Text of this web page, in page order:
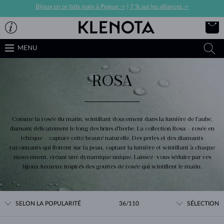
Bijoux en or faits main à Prague -> 7 % sur les alliances ->
MENU
ROSA
Comme la rosée du matin, scintillant doucement dans la lumière de l'aube,
dansant délicatement le long des brins d'herbe. La collection Rosa – rosée en
tchèque – capture cette beauté naturelle. Des perles et des diamants
rayonnants qui flottent sur la peau, captant la lumière et scintillant à chaque
mouvement, créant une dynamique unique. Laissez-vous séduire par ces
bijoux luxueux inspirés des gouttes de rosée qui scintillent le matin.
SELON LA POPULARITÉ 36/110 SÉLECTION